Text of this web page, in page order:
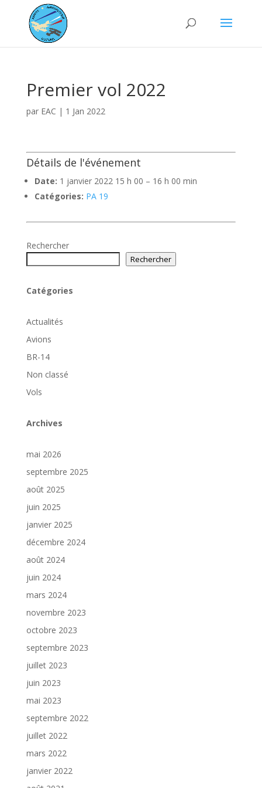
Premier vol 2022
par EAC | 1 Jan 2022
Détails de l'événement
Date: 1 janvier 2022 15 h 00 – 16 h 00 min
Catégories: PA 19
Rechercher
Rechercher
Catégories
Actualités
Avions
BR-14
Non classé
Vols
Archives
mai 2026
septembre 2025
août 2025
juin 2025
janvier 2025
décembre 2024
août 2024
juin 2024
mars 2024
novembre 2023
octobre 2023
septembre 2023
juillet 2023
juin 2023
mai 2023
septembre 2022
juillet 2022
mars 2022
janvier 2022